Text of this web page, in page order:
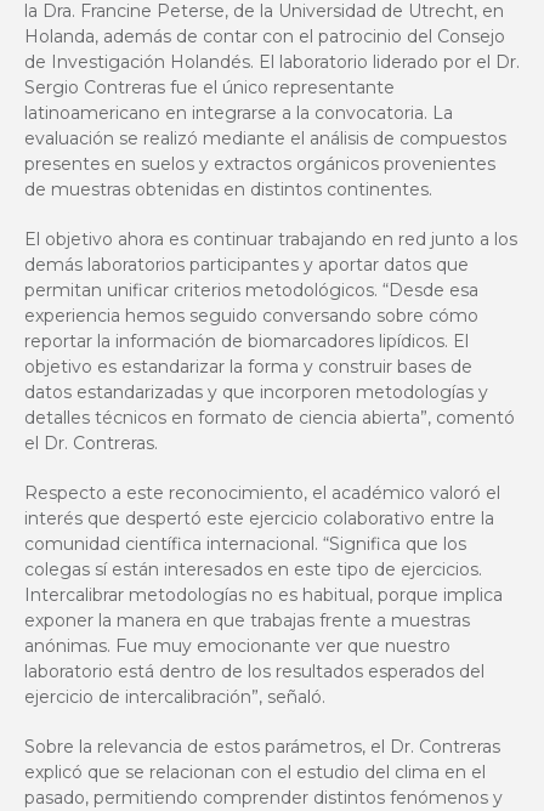
la Dra. Francine Peterse, de la Universidad de Utrecht, en
Holanda, además de contar con el patrocinio del Consejo
de Investigación Holandés. El laboratorio liderado por el Dr.
Sergio Contreras fue el único representante
latinoamericano en integrarse a la convocatoria. La
evaluación se realizó mediante el análisis de compuestos
presentes en suelos y extractos orgánicos provenientes
de muestras obtenidas en distintos continentes.
El objetivo ahora es continuar trabajando en red junto a los
demás laboratorios participantes y aportar datos que
permitan unificar criterios metodológicos. “Desde esa
experiencia hemos seguido conversando sobre cómo
reportar la información de biomarcadores lipídicos. El
objetivo es estandarizar la forma y construir bases de
datos estandarizadas y que incorporen metodologías y
detalles técnicos en formato de ciencia abierta”, comentó
el Dr. Contreras.
Respecto a este reconocimiento, el académico valoró el
interés que despertó este ejercicio colaborativo entre la
comunidad científica internacional. “Significa que los
colegas sí están interesados en este tipo de ejercicios.
Intercalibrar metodologías no es habitual, porque implica
exponer la manera en que trabajas frente a muestras
anónimas. Fue muy emocionante ver que nuestro
laboratorio está dentro de los resultados esperados del
ejercicio de intercalibración”, señaló.
Sobre la relevancia de estos parámetros, el Dr. Contreras
explicó que se relacionan con el estudio del clima en el
pasado, permitiendo comprender distintos fenómenos y